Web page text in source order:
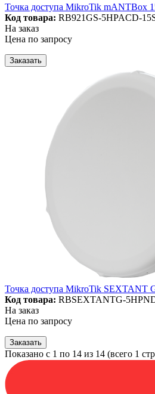
Точка доступа MikroTik mANTBox
Код товара: RB921GS-5HPACD-
На заказ
Цена по запросу
Заказать
Точка доступа MikroTik SEXTANT
Код товара: RBSEXTANTG-
На заказ
Цена по запросу
Заказать
Показано с 1 по 14 из 14 (всего 1